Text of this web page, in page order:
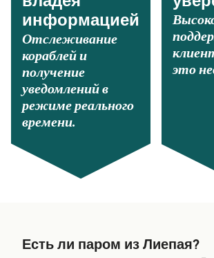
информацией
Отслеживание
кораблей и
получение
уведомлений в
режиме реального
времени.
это
Есть ли паром из Лиепая?